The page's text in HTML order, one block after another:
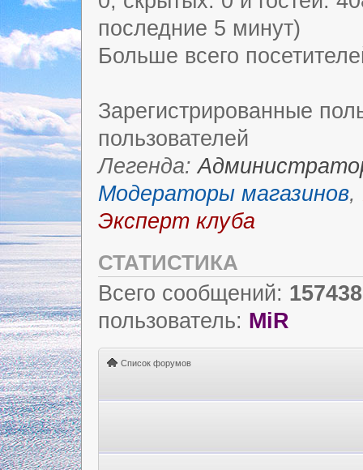
последние 5 минут)
Больше всего
Зарегистрированные
пользователей
Легенда:
Модераторы магазинов,
Эксперт клуба
СТАТИСТИКА
Всего сообщений: 157438
пользователь: MiR
Список форумов